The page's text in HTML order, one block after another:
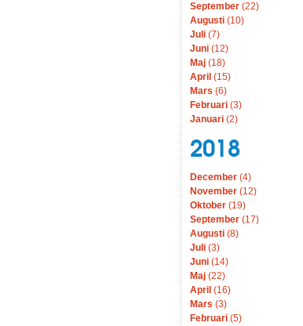
September (22)
Augusti (10)
Juli (7)
Juni (12)
Maj (18)
April (15)
Mars (6)
Februari (3)
Januari (2)
2018
December (4)
November (12)
Oktober (19)
September (17)
Augusti (8)
Juli (3)
Juni (14)
Maj (22)
April (16)
Mars (3)
Februari (5)